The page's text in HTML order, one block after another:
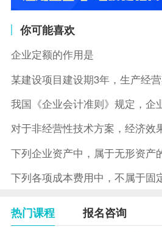
你可能喜欢
企业定额的作用是
下列企业资产中，属于无形资
下列各项成本费用中，不属于固
热门课程 报名咨询